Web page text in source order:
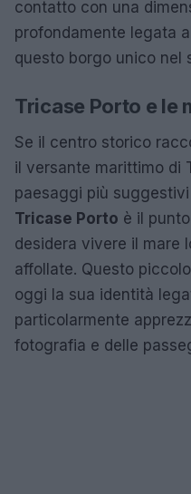
contatto con una
profondamente legata
questo borgo unico nel
Tricase Porto e le
Se il centro storico
il versante marittimo di
paesaggi più
Tricase Porto è il
desidera vivere il mare
affollate. Questo
oggi la sua identità
particolarmente
fotografia e delle